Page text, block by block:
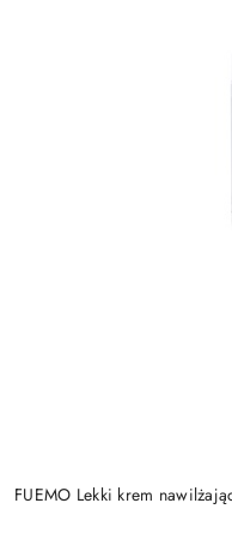
FUEMO Lekki krem